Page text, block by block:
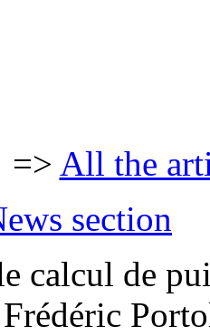
=> All the
section
calcul de